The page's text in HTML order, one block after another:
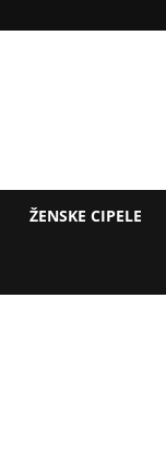
ŽENSKE CIPELE